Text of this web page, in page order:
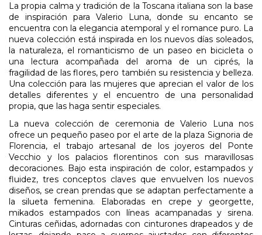
La propia calma y tradición de la Toscana italiana son la base
de inspiración para Valerio Luna, donde su encanto se
encuentra con la elegancia atemporal y el romance puro. La
nueva colección está inspirada en los nuevos días soleados,
la naturaleza, el romanticismo de un paseo en bicicleta o
una lectura acompañada del aroma de un ciprés, la
fragilidad de las flores, pero también su resistencia y belleza.
Una colección para las mujeres que aprecian el valor de los
detalles diferentes y el encuentro de una personalidad
propia, que las haga sentir especiales.
La nueva colección de ceremonia de Valerio Luna nos
ofrece un pequeño paseo por el arte de la plaza Signoria de
Florencia, el trabajo artesanal de los joyeros del Ponte
Vecchio y los palacios florentinos con sus maravillosas
decoraciones. Bajo esta inspiración de color, estampados y
fluidez, tres conceptos claves que envuelven los nuevos
diseños, se crean prendas que se adaptan perfectamente a
la silueta femenina. Elaboradas en crepe y georgette,
mikados estampados con líneas acampanadas y sirena.
Cinturas ceñidas, adornadas con cinturones drapeados y de